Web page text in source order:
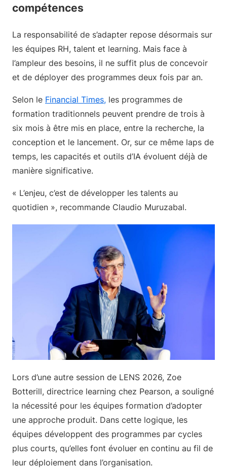
compétences
La responsabilité de s’adapter repose désormais sur
les équipes RH, talent et learning. Mais face à
l’ampleur des besoins, il ne suffit plus de concevoir
et de déployer des programmes deux fois par an.
Selon le Financial Times, les programmes de
formation traditionnels peuvent prendre de trois à
six mois à être mis en place, entre la recherche, la
conception et le lancement. Or, sur ce même laps de
temps, les capacités et outils d’IA évoluent déjà de
manière significative.
« L’enjeu, c’est de développer les talents au
quotidien », recommande Claudio Muruzabal.
Lors d’une autre session de LENS 2026, Zoe
Botterill, directrice learning chez Pearson, a souligné
la nécessité pour les équipes formation d’adopter
une approche produit. Dans cette logique, les
équipes développent des programmes par cycles
plus courts, qu’elles font évoluer en continu au fil de
leur déploiement dans l’organisation.